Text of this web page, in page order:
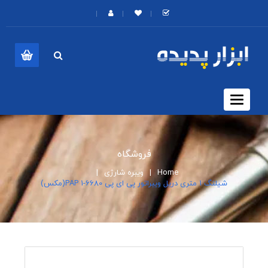
Toggle
navigation
فروشگاه
Home
ویبره شارژی
شیلنگ ۱ متری دریل ویبراتور پی ای پی PAP 1-6680(مکس)